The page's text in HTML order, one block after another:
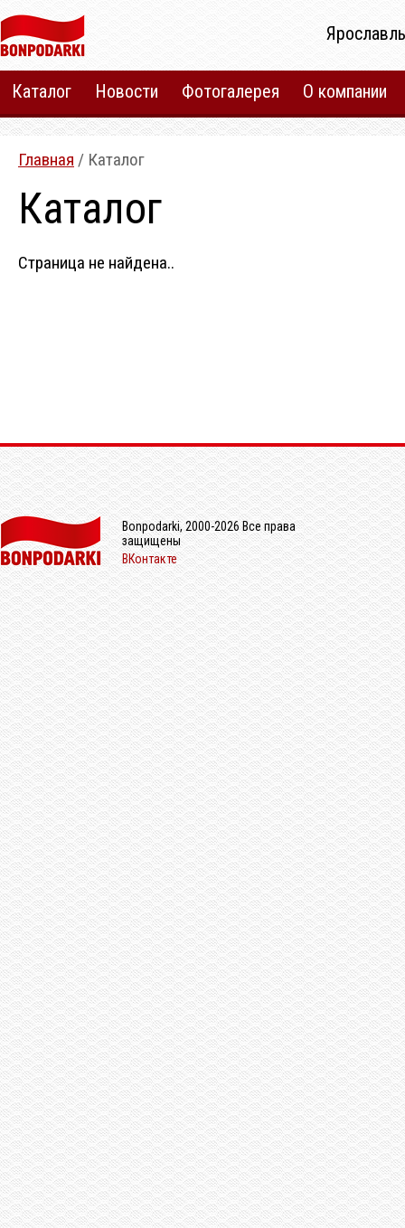
Каталог Новости Фотогалерея О компании
Главная / Каталог
Каталог
Страница не найдена..
Bonpodarki, 2000-2026 Все права
защищены
ВКонтакте